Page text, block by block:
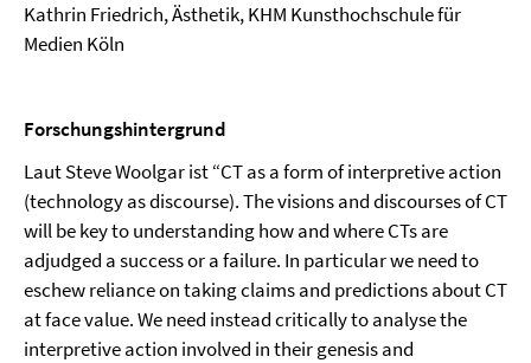
Kathrin Friedrich, Ästhetik, KHM Kunsthochschule für
Medien Köln
Forschungshintergrund
Laut Steve Woolgar ist “CT as a form of interpretive action
(technology as discourse). The visions and discourses of CT
will be key to understanding how and where CTs are
adjudged a success or a failure. In particular we need to
eschew reliance on taking claims and predictions about CT
at face value. We need instead critically to analyse the
interpretive action involved in their genesis and